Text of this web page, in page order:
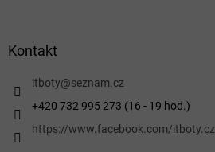
Kontakt
itboty@seznam.cz
+420 732 995 273 (16 - 19 hod.)
https://www.facebook.com/itboty.cz